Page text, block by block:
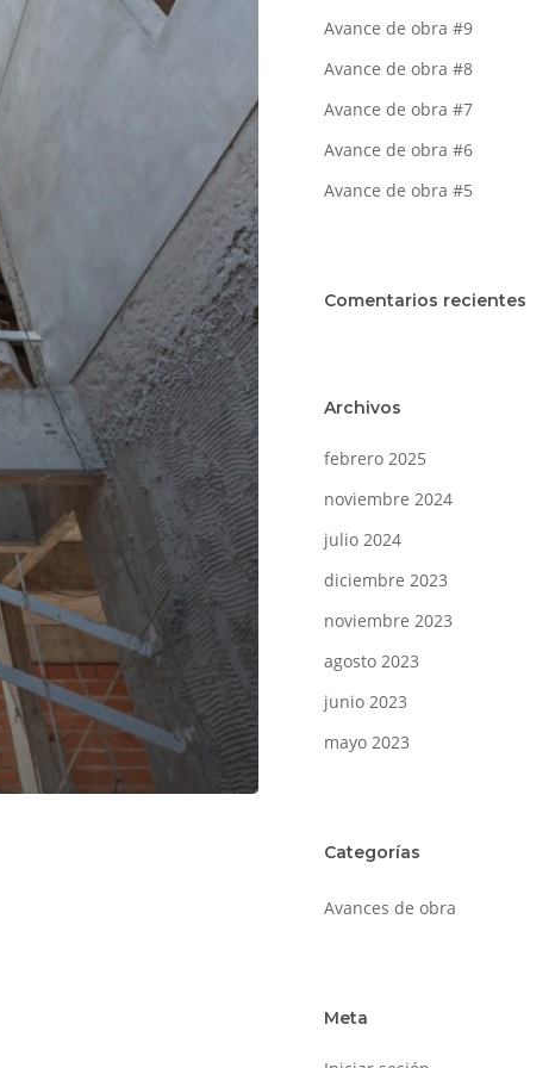
Avance de obra #9
Avance de obra #8
Avance de obra #7
Avance de obra #6
Avance de obra #5
Comentarios recientes
Archivos
febrero 2025
noviembre 2024
julio 2024
diciembre 2023
noviembre 2023
agosto 2023
junio 2023
mayo 2023
Categorías
Avances de obra
Meta